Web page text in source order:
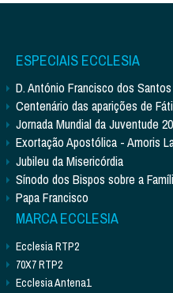
ESPECIAIS ECCLESIA
D. António Francisco dos
Centenário das aparições de
Jornada Mundial da Juventude
Exortação Apostólica - Amoris
Jubileu da Misericórdia
Sínodo dos Bispos sobre a
Papa Francisco
MARCA ECCLESIA
Ecclesia RTP2
70X7 RTP2
Ecclesia Antena1